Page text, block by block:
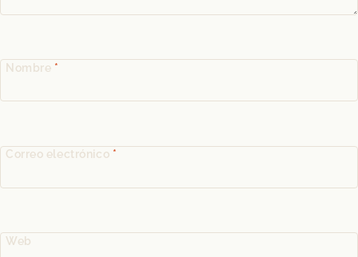
Nombre *
Correo electrónico *
Web